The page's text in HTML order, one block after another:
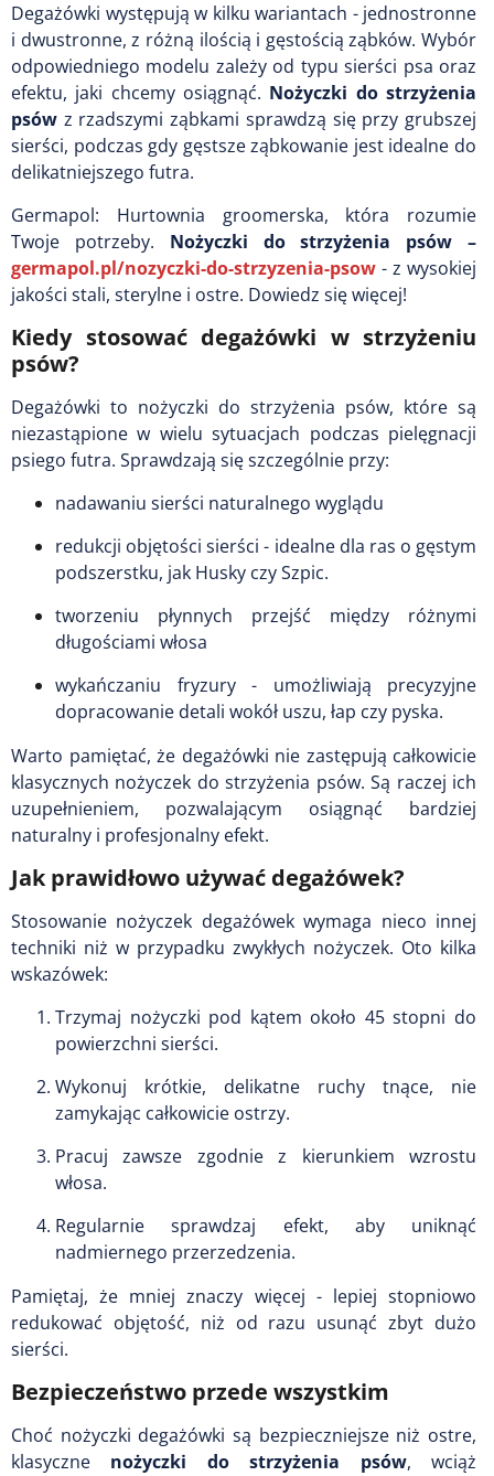
Degażówki występują w kilku wariantach - jednostronne
i dwustronne, z różną ilością i gęstością ząbków. Wybór
odpowiedniego modelu zależy od typu sierści psa oraz
efektu, jaki chcemy osiągnąć. Nożyczki do strzyżenia
psów z rzadszymi ząbkami sprawdzą się przy grubszej
sierści, podczas gdy gęstsze ząbkowanie jest idealne do
delikatniejszego futra.
Germapol: Hurtownia groomerska, która rozumie
Twoje potrzeby. Nożyczki do strzyżenia psów –
germapol.pl/nozyczki-do-strzyzenia-psow - z wysokiej
jakości stali, sterylne i ostre. Dowiedz się więcej!
Kiedy stosować degażówki w strzyżeniu
psów?
Degażówki to nożyczki do strzyżenia psów, które są
niezastąpione w wielu sytuacjach podczas pielęgnacji
psiego futra. Sprawdzają się szczególnie przy:
nadawaniu sierści naturalnego wyglądu
redukcji objętości sierści - idealne dla ras o gęstym
podszerstku, jak Husky czy Szpic.
tworzeniu płynnych przejść między różnymi
długościami włosa
wykańczaniu fryzury - umożliwiają precyzyjne
dopracowanie detali wokół uszu, łap czy pyska.
Warto pamiętać, że degażówki nie zastępują całkowicie
klasycznych nożyczek do strzyżenia psów. Są raczej ich
uzupełnieniem, pozwalającym osiągnąć bardziej
naturalny i profesjonalny efekt.
Jak prawidłowo używać degażówek?
Stosowanie nożyczek degażówek wymaga nieco innej
techniki niż w przypadku zwykłych nożyczek. Oto kilka
wskazówek:
Trzymaj nożyczki pod kątem około 45 stopni do
powierzchni sierści.
Wykonuj krótkie, delikatne ruchy tnące, nie
zamykając całkowicie ostrzy.
Pracuj zawsze zgodnie z kierunkiem wzrostu
włosa.
Regularnie sprawdzaj efekt, aby uniknąć
nadmiernego przerzedzenia.
Pamiętaj, że mniej znaczy więcej - lepiej stopniowo
redukować objętość, niż od razu usunąć zbyt dużo
sierści.
Bezpieczeństwo przede wszystkim
Choć nożyczki degażówki są bezpieczniejsze niż ostre,
klasyczne nożyczki do strzyżenia psów, wciąż